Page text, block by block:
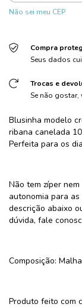
Não sei meu CEP
Compra
Seus dados
Trocas e
Se não gostar,
Blusinha modelo
ribana canelada
Perfeita para os
Não tem zíper
autonomia para
descrição abaixo
dúvida, fale
Composição:
Produto feito com